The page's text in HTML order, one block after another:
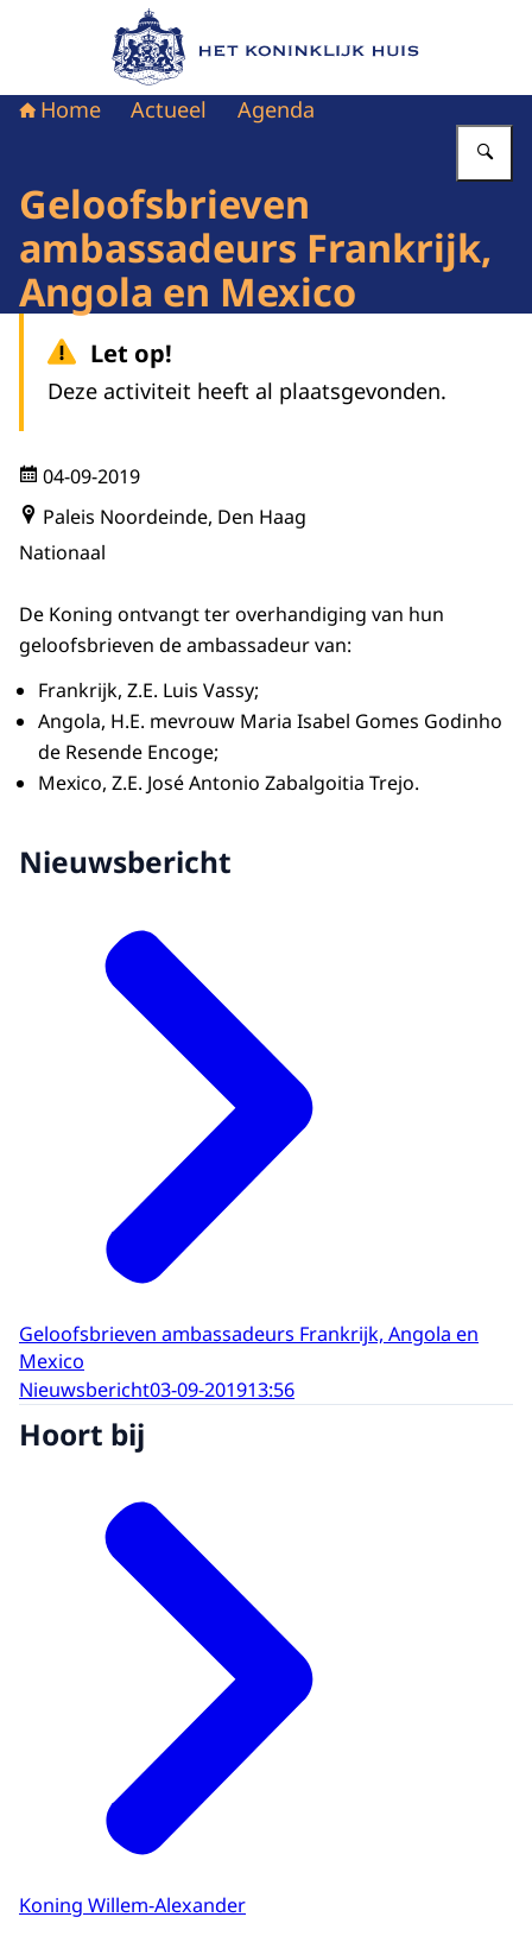
Naar de homepage van Het Koninklijk Huis
Home Actueel Agenda
Geloofsbrieven
ambassadeurs Frankrijk,
Angola en Mexico
Let op!
Deze activiteit heeft al plaatsgevonden.
04-09-2019
Paleis Noordeinde, Den Haag
Nationaal
De Koning ontvangt ter overhandiging van hun
geloofsbrieven de ambassadeur van:
Frankrijk, Z.E. Luis Vassy;
Angola, H.E. mevrouw Maria Isabel Gomes Godinho
de Resende Encoge;
Mexico, Z.E. José Antonio Zabalgoitia Trejo.
Nieuwsbericht
Geloofsbrieven ambassadeurs Frankrijk, Angola en
Mexico
Nieuwsbericht03-09-201913:56
Hoort bij
Koning Willem-Alexander